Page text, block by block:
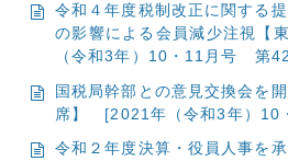
サイトマップ
令和４年度税制改正に関する
の影響による会員減少注視【
（令和3年）10・11月号 第
国税局幹部との意見交換会を
席】
[2021年（令和3年）
令和２年度決算・役員人事を